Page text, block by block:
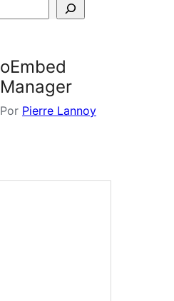
oEmbed
Manager
Por Pierre Lannoy